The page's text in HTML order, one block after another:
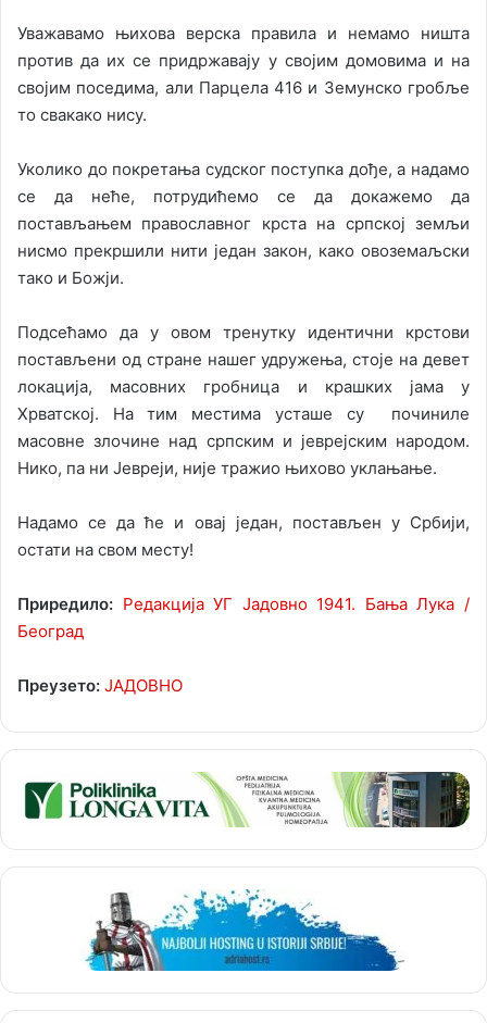
Уважавамо њихова верска правила и немамо ништа
против да их се придржавају у својим домовима и на
својим поседима, али Парцела 416 и Земунско гробље
то свакако нису.
Уколико до покретања судског поступка дође, а надамо
се да неће, потрудићемо се да докажемо да
постављањем православног крста на српској земљи
нисмо прекршили нити један закон, како овоземаљски
тако и Божји.
Подсећамо да у овом тренутку идентични крстови
постављени од стране нашег удружења, стоје на девет
локација, масовних гробница и крашких јама у
Хрватској. На тим местима усташе су починиле
масовне злочине над српским и јеврејским народом.
Нико, па ни Јевреји, није тражио њихово уклањање.
Надамо се да ће и овај један, постављен у Србији,
остати на свом месту!
Приредило: Редакција УГ Јадовно 1941. Бања Лука /
Београд
Преузето: ЈАДОВНО